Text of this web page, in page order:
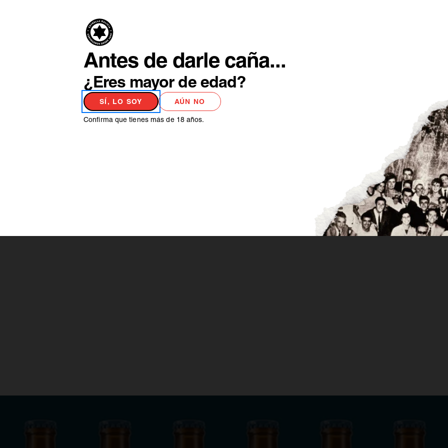
Antes de darle caña...
¿Eres mayor de edad?
SÍ, LO SOY AÚN NO
Confirma que tienes más de 18 años.
LA PELIRROJA, ESPÍRITU
CELTA Y ALMA GALLEGA PARA
LA PRIMERA ALE DE HIJOS DE